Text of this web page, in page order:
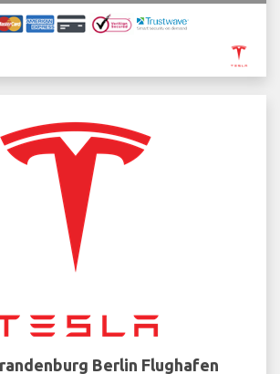
Berlin Flughafen